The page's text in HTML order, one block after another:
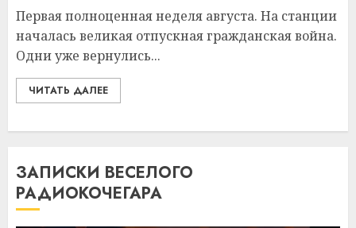
Первая полноценная неделя августа. На станции
началась великая отпускная гражданская война.
Одни уже вернулись...
ЧИТАТЬ ДАЛЕЕ
ЗАПИСКИ ВЕСЕЛОГО
РАДИОКОЧЕГАРА